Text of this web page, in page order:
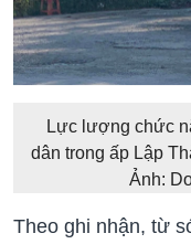
Lực lượng chức
dân trong ấp Lập
Ảnh:
Theo ghi nhận, từ